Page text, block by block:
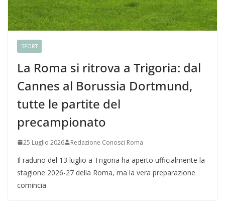
SPORT
La Roma si ritrova a Trigoria: dal
Cannes al Borussia Dortmund,
tutte le partite del
precampionato
25 Luglio 2026 Redazione Conosci Roma
Il raduno del 13 luglio a Trigoria ha aperto ufficialmente la
stagione 2026-27 della Roma, ma la vera preparazione
comincia